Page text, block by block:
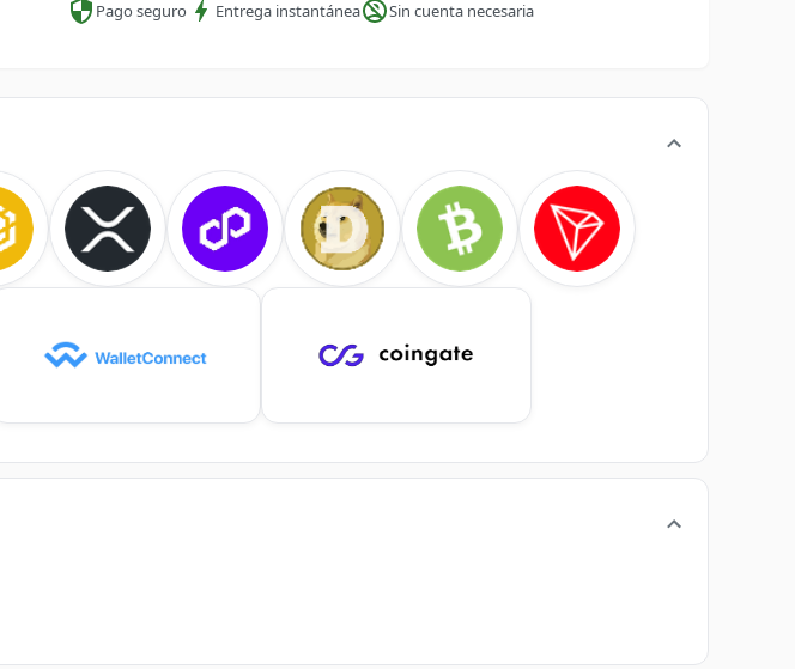
Pago seguro Entrega instantánea Sin cuenta necesaria